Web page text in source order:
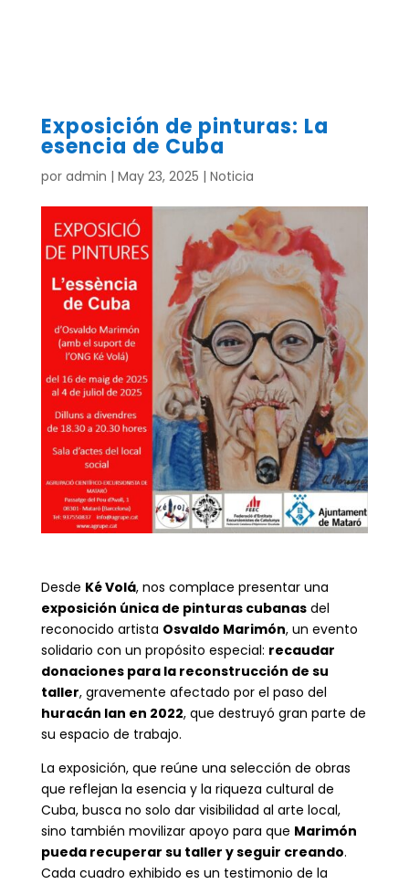
Exposición de pinturas: La
esencia de Cuba
por admin | May 23, 2025 | Noticia
Desde Ké Volá, nos complace presentar una
exposición única de pinturas cubanasdel
reconocido artista Osvaldo Marimón, un evento
solidario con un propósito especial: recaudar
donaciones para la reconstrucción de su
taller, gravemente afectado por el paso del
huracán Ian en 2022, que destruyó gran parte de
su espacio de trabajo.
La exposición, que reúne una selección de obras
que reflejan la esencia y la riqueza cultural de
Cuba, busca no solo dar visibilidad al arte local,
sino también movilizar apoyo para que Marimón
pueda recuperar su taller y seguir creando.
Cada cuadro exhibido es un testimonio de la